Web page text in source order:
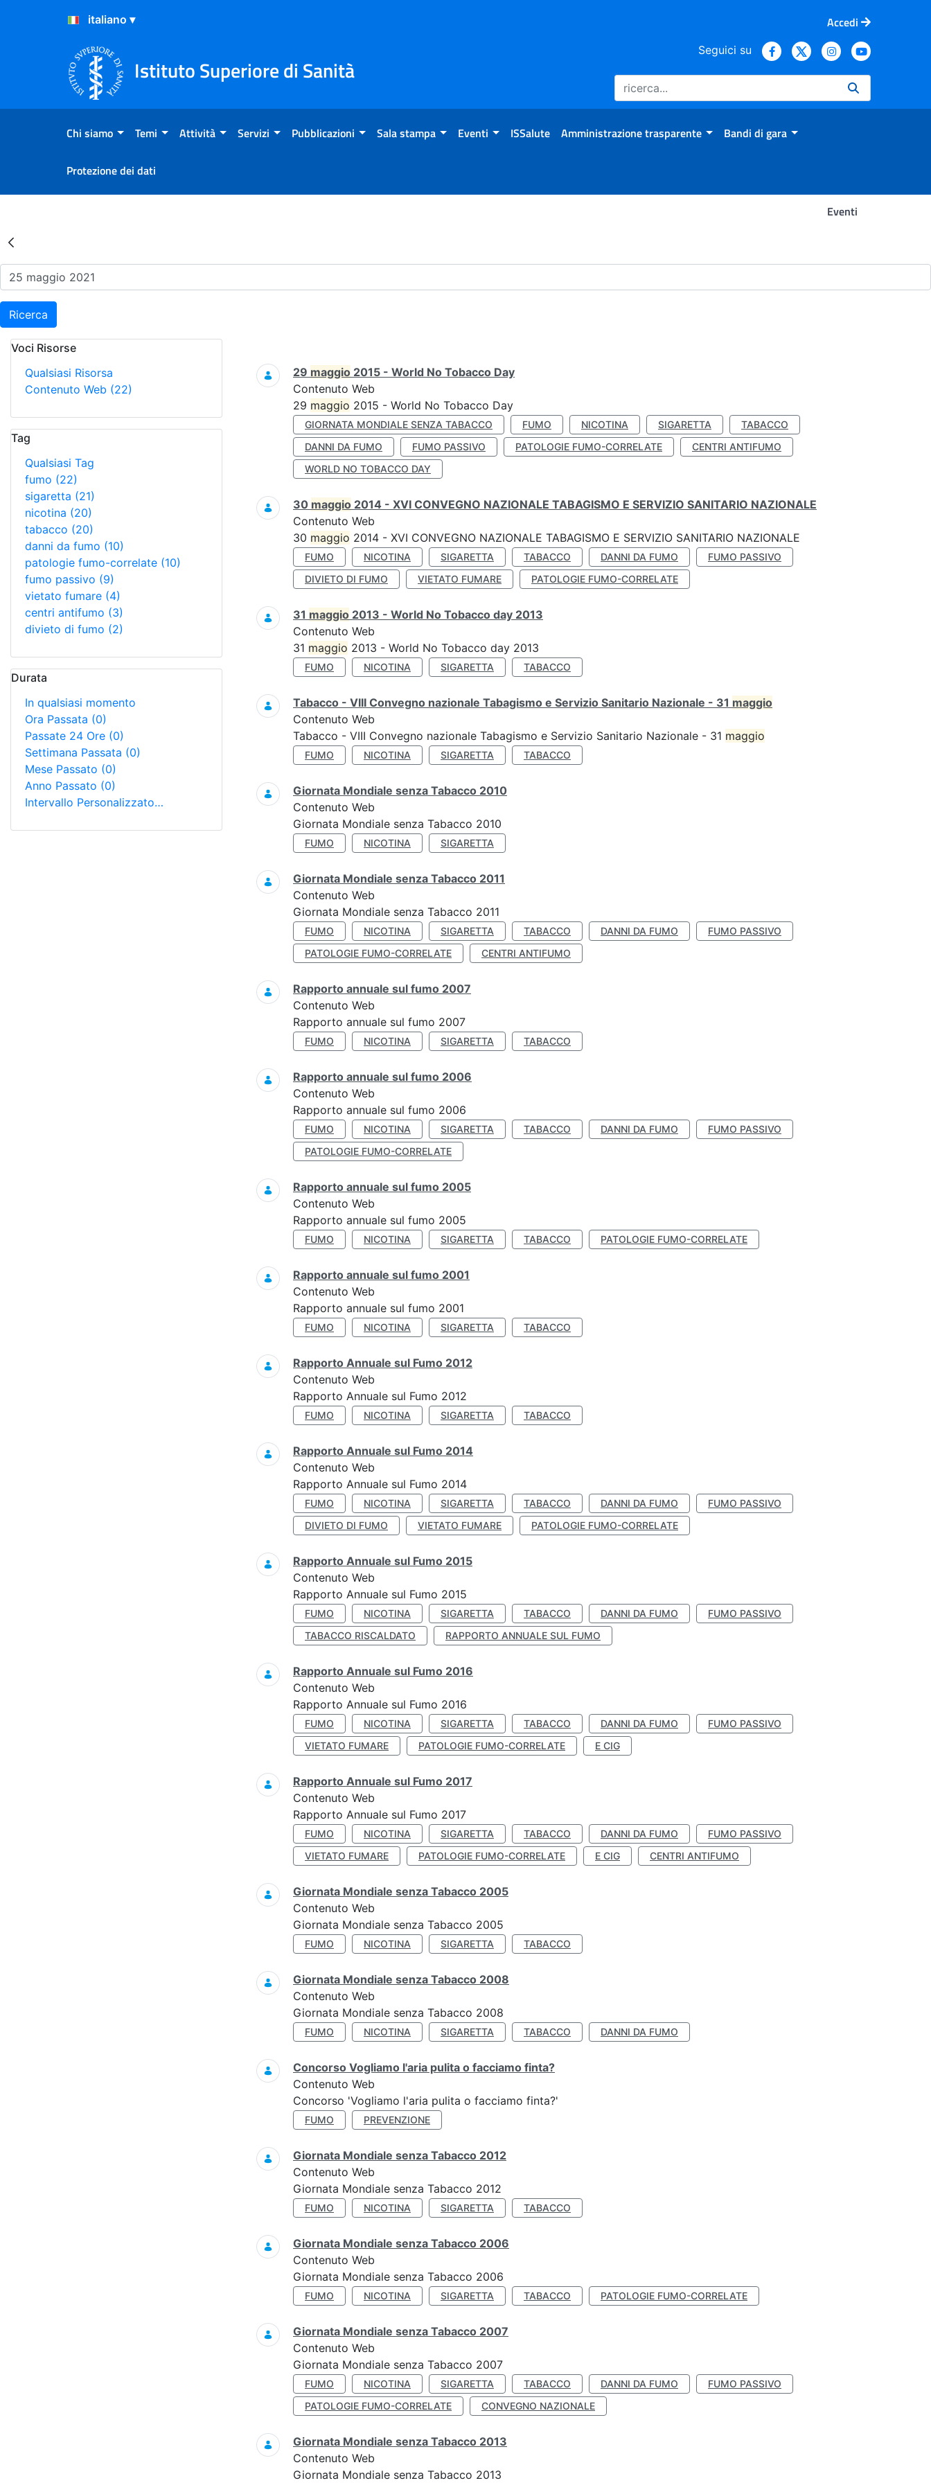
Salta al Contenuto
Salta al Footer
Accedi
Istituto Superiore di Sanità
Seguici su
Chi siamo Temi Attività Servizi Pubblicazioni Sala stampa Eventi ISSalute Amministrazione trasparente Bandi di gara
Protezione dei dati
Eventi
Risultati della Ricerca - Eventi
Ricerca
Voci Risorse
Qualsiasi Risorsa
Contenuto Web (22)
Tag
Qualsiasi Tag
fumo (22)
sigaretta (21)
nicotina (20)
tabacco (20)
danni da fumo (10)
patologie fumo-correlate (10)
fumo passivo (9)
vietato fumare (4)
centri antifumo (3)
divieto di fumo (2)
Durata
In qualsiasi momento
Ora Passata (0)
Passate 24 Ore (0)
Settimana Passata (0)
Mese Passato (0)
Anno Passato (0)
Intervallo Personalizzato…
Ricerca
29 maggio 2015 - World No Tobacco Day
Contenuto Web
29 maggio 2015 - World No Tobacco Day
GIORNATA MONDIALE SENZA TABACCO FUMO NICOTINA SIGARETTA
TABACCO
DANNI DA FUMO
FUMO PASSIVO PATOLOGIE FUMO-CORRELATE
CENTRI ANTIFUMO
WORLD NO TOBACCO DAY
30 maggio 2014 - XVI CONVEGNO NAZIONALE TABAGISMO E SERVIZIO SANITARIO NAZIONALE
Contenuto Web
30 maggio 2014 - XVI CONVEGNO NAZIONALE TABAGISMO E SERVIZIO SANITARIO NAZIONALE
FUMO NICOTINA SIGARETTA TABACCO DANNI DA FUMO
FUMO PASSIVO
DIVIETO DI FUMO
VIETATO FUMARE PATOLOGIE FUMO-CORRELATE
31 maggio 2013 - World No Tobacco day 2013
Contenuto Web
31 maggio 2013 - World No Tobacco day 2013
FUMO NICOTINA SIGARETTA TABACCO
Tabacco - VIII Convegno nazionale Tabagismo e Servizio Sanitario Nazionale - 31 maggio
Contenuto Web
Tabacco - VIII Convegno nazionale Tabagismo e Servizio Sanitario Nazionale - 31 maggio
FUMO NICOTINA SIGARETTA TABACCO
Giornata Mondiale senza Tabacco 2010
Contenuto Web
Giornata Mondiale senza Tabacco 2010
FUMO NICOTINA SIGARETTA
Giornata Mondiale senza Tabacco 2011
Contenuto Web
Giornata Mondiale senza Tabacco 2011
FUMO NICOTINA SIGARETTA TABACCO DANNI DA FUMO
FUMO PASSIVO
PATOLOGIE FUMO-CORRELATE
CENTRI ANTIFUMO
Rapporto annuale sul fumo 2007
Contenuto Web
Rapporto annuale sul fumo 2007
FUMO NICOTINA SIGARETTA TABACCO
Rapporto annuale sul fumo 2006
Contenuto Web
Rapporto annuale sul fumo 2006
FUMO NICOTINA SIGARETTA TABACCO DANNI DA FUMO
FUMO PASSIVO
PATOLOGIE FUMO-CORRELATE
Rapporto annuale sul fumo 2005
Contenuto Web
Rapporto annuale sul fumo 2005
FUMO NICOTINA SIGARETTA TABACCO PATOLOGIE FUMO-CORRELATE
Rapporto annuale sul fumo 2001
Contenuto Web
Rapporto annuale sul fumo 2001
FUMO NICOTINA SIGARETTA TABACCO
Rapporto Annuale sul Fumo 2012
Contenuto Web
Rapporto Annuale sul Fumo 2012
FUMO NICOTINA SIGARETTA TABACCO
Rapporto Annuale sul Fumo 2014
Contenuto Web
Rapporto Annuale sul Fumo 2014
FUMO NICOTINA SIGARETTA TABACCO DANNI DA FUMO
FUMO PASSIVO
DIVIETO DI FUMO
VIETATO FUMARE PATOLOGIE FUMO-CORRELATE
Rapporto Annuale sul Fumo 2015
Contenuto Web
Rapporto Annuale sul Fumo 2015
FUMO NICOTINA SIGARETTA TABACCO DANNI DA FUMO
FUMO PASSIVO
TABACCO RISCALDATO
RAPPORTO ANNUALE SUL FUMO
Rapporto Annuale sul Fumo 2016
Contenuto Web
Rapporto Annuale sul Fumo 2016
FUMO NICOTINA SIGARETTA TABACCO DANNI DA FUMO
FUMO PASSIVO
VIETATO FUMARE
PATOLOGIE FUMO-CORRELATE E CIG
Rapporto Annuale sul Fumo 2017
Contenuto Web
Rapporto Annuale sul Fumo 2017
FUMO NICOTINA SIGARETTA TABACCO DANNI DA FUMO
FUMO PASSIVO
VIETATO FUMARE
PATOLOGIE FUMO-CORRELATE E CIG CENTRI ANTIFUMO
Giornata Mondiale senza Tabacco 2005
Contenuto Web
Giornata Mondiale senza Tabacco 2005
FUMO NICOTINA SIGARETTA TABACCO
Giornata Mondiale senza Tabacco 2008
Contenuto Web
Giornata Mondiale senza Tabacco 2008
FUMO NICOTINA SIGARETTA TABACCO DANNI DA FUMO
Concorso Vogliamo l'aria pulita o facciamo finta?
Contenuto Web
Concorso 'Vogliamo l'aria pulita o facciamo finta?'
FUMO PREVENZIONE
Giornata Mondiale senza Tabacco 2012
Contenuto Web
Giornata Mondiale senza Tabacco 2012
FUMO NICOTINA SIGARETTA TABACCO
Giornata Mondiale senza Tabacco 2006
Contenuto Web
Giornata Mondiale senza Tabacco 2006
FUMO NICOTINA SIGARETTA TABACCO PATOLOGIE FUMO-CORRELATE
Giornata Mondiale senza Tabacco 2007
Contenuto Web
Giornata Mondiale senza Tabacco 2007
FUMO NICOTINA SIGARETTA TABACCO DANNI DA FUMO
FUMO PASSIVO
PATOLOGIE FUMO-CORRELATE
CONVEGNO NAZIONALE
Giornata Mondiale senza Tabacco 2013
Contenuto Web
Giornata Mondiale senza Tabacco 2013